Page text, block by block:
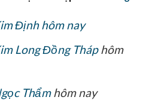
Định hôm nay
Long Đồng Tháphôm
Thẩmhôm nay